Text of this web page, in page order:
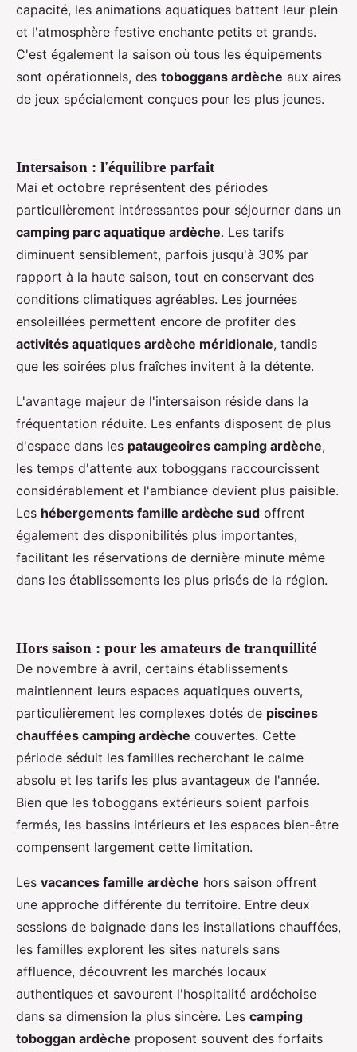
capacité, les animations aquatiques battent leur plein
et l'atmosphère festive enchante petits et grands.
C'est également la saison où tous les équipements
sont opérationnels, des toboggans ardèche aux aires
de jeux spécialement conçues pour les plus jeunes.
Intersaison : l'équilibre parfait
Mai et octobre représentent des périodes
particulièrement intéressantes pour séjourner dans un
camping parc aquatique ardèche. Les tarifs
diminuent sensiblement, parfois jusqu'à 30% par
rapport à la haute saison, tout en conservant des
conditions climatiques agréables. Les journées
ensoleillées permettent encore de profiter des
activités aquatiques ardèche méridionale, tandis
que les soirées plus fraîches invitent à la détente.
L'avantage majeur de l'intersaison réside dans la
fréquentation réduite. Les enfants disposent de plus
d'espace dans les pataugeoires camping ardèche,
les temps d'attente aux toboggans raccourcissent
considérablement et l'ambiance devient plus paisible.
Les hébergements famille ardèche sud offrent
également des disponibilités plus importantes,
facilitant les réservations de dernière minute même
dans les établissements les plus prisés de la région.
Hors saison : pour les amateurs de tranquillité
De novembre à avril, certains établissements
maintiennent leurs espaces aquatiques ouverts,
particulièrement les complexes dotés de piscines
chauffées camping ardèche couvertes. Cette
période séduit les familles recherchant le calme
absolu et les tarifs les plus avantageux de l'année.
Bien que les toboggans extérieurs soient parfois
fermés, les bassins intérieurs et les espaces bien-être
compensent largement cette limitation.
Les vacances famille ardèche hors saison offrent
une approche différente du territoire. Entre deux
sessions de baignade dans les installations chauffées,
les familles explorent les sites naturels sans
affluence, découvrent les marchés locaux
authentiques et savourent l'hospitalité ardéchoise
dans sa dimension la plus sincère. Les camping
toboggan ardèche proposent souvent des forfaits